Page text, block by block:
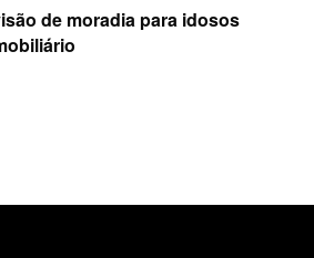
de moradia para idosos